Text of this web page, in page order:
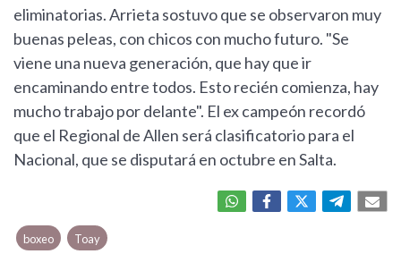
eliminatorias. Arrieta sostuvo que se observaron muy
buenas peleas, con chicos con mucho futuro. "Se
viene una nueva generación, que hay que ir
encaminando entre todos. Esto recién comienza, hay
mucho trabajo por delante". El ex campeón recordó
que el Regional de Allen será clasificatorio para el
Nacional, que se disputará en octubre en Salta.
boxeo Toay